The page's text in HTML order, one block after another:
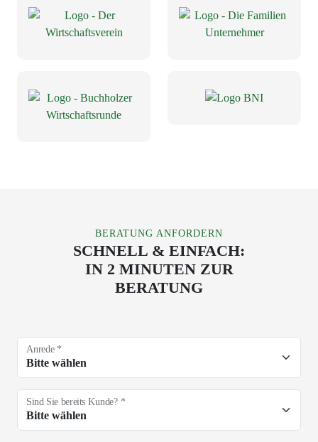
BERATUNG ANFORDERN
SCHNELL & EINFACH:
IN 2 MINUTEN ZUR
BERATUNG
Anrede *
Sind Sie bereits Kunde? *